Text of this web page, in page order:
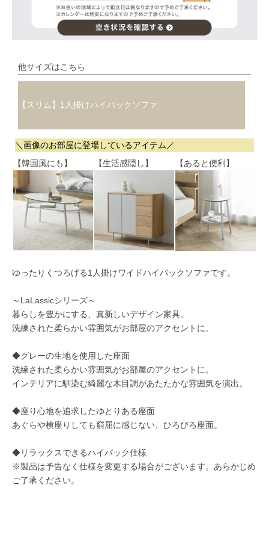
他サイズはこちら
【スリム】1人掛けハイバックソファ
＼画像のお部屋に登場しているアイテム／
【韓国風にも】
【生活感隠し】 【あると便利】
ゆったりくつろげる1人掛けワイドハイバックソファです。
～LaLassicシリーズ～
暮らしを豊かにする、真新しいデザイン家具。
洗練された柔らかい雰囲気がお部屋のアクセントに。
◆グレーの生地を使用した座面
洗練された柔らかい雰囲気がお部屋のアクセントに。
インテリアに馴染む綺麗な木目調があたたかな雰囲気を演出。
◆座り心地を追求したゆとりある座面
あぐらや横座りしても窮屈に感じない、ひろびろ座面。
◆リラックスできるハイバック仕様
※製品は予告なく仕様を変更する場合がございます。あらかじめ
ご了承ください。